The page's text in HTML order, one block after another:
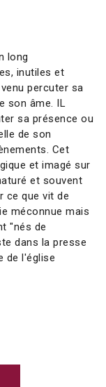
long
inutiles et
percuter sa
son âme. IL
sa présence ou
de son
Cet
et imagé sur
et souvent
ce que vit de
méconnue mais
"nés de
dans la presse
de l'église